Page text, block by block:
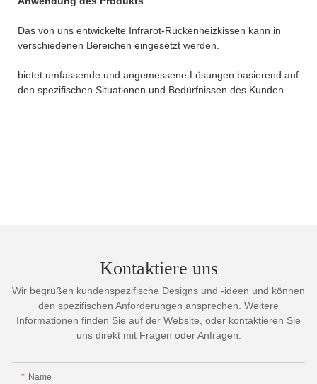
Das von uns entwickelte Infrarot-Rückenheizkissen kann in
verschiedenen Bereichen eingesetzt werden.
bietet umfassende und angemessene Lösungen basierend auf
den spezifischen Situationen und Bedürfnissen des Kunden.
Kontaktiere uns
Wir begrüßen kundenspezifische Designs und -ideen und können
den spezifischen Anforderungen ansprechen. Weitere
Informationen finden Sie auf der Website, oder kontaktieren Sie
uns direkt mit Fragen oder Anfragen.
Name